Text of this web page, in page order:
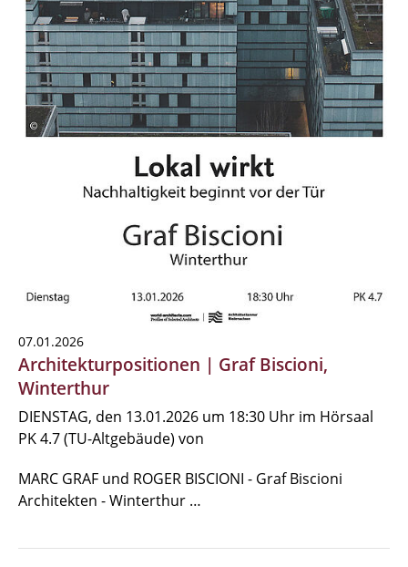
07.01.2026
Architekturpositionen | Graf Biscioni,
Winterthur
DIENSTAG, den 13.01.2026 um 18:30 Uhr im Hörsaal
PK 4.7 (TU-Altgebäude) von
MARC GRAF und ROGER BISCIONI - Graf Biscioni
Architekten - Winterthur …